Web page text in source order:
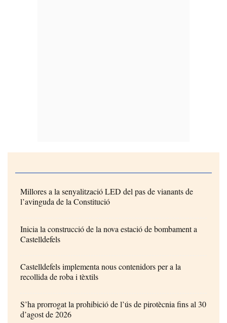
Millores a la senyalització LED del pas de vianants de
l’avinguda de la Constitució
Inicia la construcció de la nova estació de bombament a
Castelldefels
Castelldefels implementa nous contenidors per a la
recollida de roba i tèxtils
S’ha prorrogat la prohibició de l’ús de pirotècnia fins al 30
d’agost de 2026